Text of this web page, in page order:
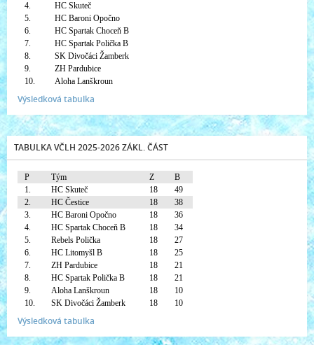
4.
HC Skuteč
5.
HC Baroni Opočno
6.
HC Spartak Choceň B
7.
HC Spartak Polička B
8.
SK Divočáci Žamberk
9.
ZH Pardubice
10.
Aloha Lanškroun
Výsledková tabulka
TABULKA VČLH 2025-2026 ZÁKL. ČÁST
P Tým Z
B
1.
HC Skuteč 18
49
2.
HC Čestice 18
38
3.
HC Baroni Opočno 18
36
4.
HC Spartak Choceň B 18
34
5.
Rebels Polička 18
27
6.
HC Litomyšl B 18
25
7.
ZH Pardubice 18
21
8.
HC Spartak Polička B 18
21
9.
Aloha Lanškroun 18
10
10.
SK Divočáci Žamberk 18 10
Výsledková tabulka